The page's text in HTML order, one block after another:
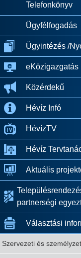
Telefonkönyv
Ügyfélfogadás
Ügyintézés /
eKözigazgatás
Közérdekű
Hévíz Infó
HévízTV
Hévíz
Aktuális
partnerségi
Választási
Szervezeti és